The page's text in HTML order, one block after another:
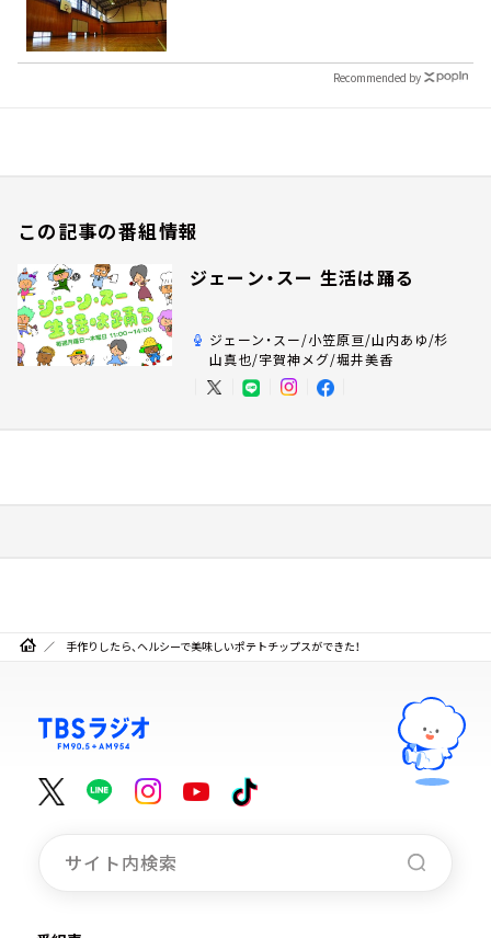
Recommended by
この記事の番組情報
ジェーン・スー 生活は踊る
ジェーン・スー/小笠原亘/山内あゆ/杉
山真也/宇賀神メグ/堀井美香
手作りしたら、ヘルシーで美味しいポテトチップスができた！